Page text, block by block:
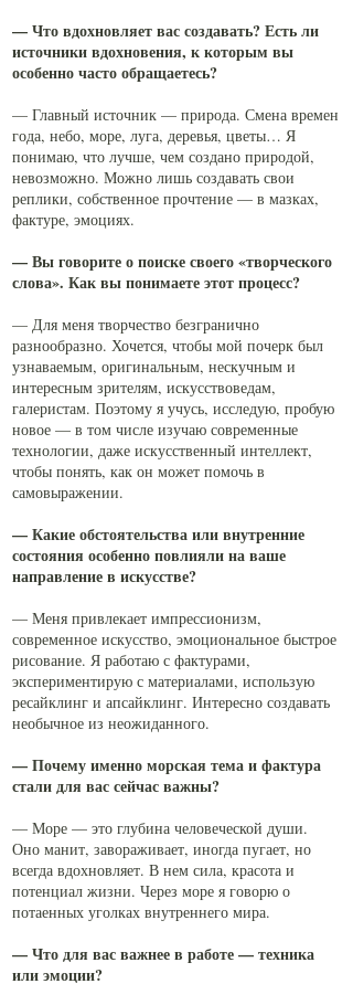
— Что вдохновляет вас создавать? Есть ли
источники вдохновения, к которым вы
особенно часто обращаетесь?
— Главный источник — природа. Смена времен
года, небо, море, луга, деревья, цветы… Я
понимаю, что лучше, чем создано природой,
невозможно. Можно лишь создавать свои
реплики, собственное прочтение — в мазках,
фактуре, эмоциях.
— Вы говорите о поиске своего «творческого
слова». Как вы понимаете этот процесс?
— Для меня творчество безгранично
разнообразно. Хочется, чтобы мой почерк был
узнаваемым, оригинальным, нескучным и
интересным зрителям, искусствоведам,
галеристам. Поэтому я учусь, исследую, пробую
новое — в том числе изучаю современные
технологии, даже искусственный интеллект,
чтобы понять, как он может помочь в
самовыражении.
— Какие обстоятельства или внутренние
состояния особенно повлияли на ваше
направление в искусстве?
— Меня привлекает импрессионизм,
современное искусство, эмоциональное быстрое
рисование. Я работаю с фактурами,
экспериментирую с материалами, использую
ресайклинг и апсайклинг. Интересно создавать
необычное из неожиданного.
— Почему именно морская тема и фактура
стали для вас сейчас важны?
— Море — это глубина человеческой души.
Оно манит, завораживает, иногда пугает, но
всегда вдохновляет. В нем сила, красота и
потенциал жизни. Через море я говорю о
потаенных уголках внутреннего мира.
— Что для вас важнее в работе — техника
или эмоции?